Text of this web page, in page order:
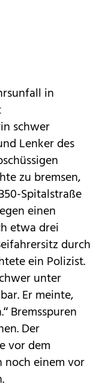
in
schwer
Lenker des
zu bremsen,
Spitalstraße
einen
etwa drei
durch
ein Polizist.
unter
Er meinte,
Bremsspuren
Der
vor dem
noch einem vor